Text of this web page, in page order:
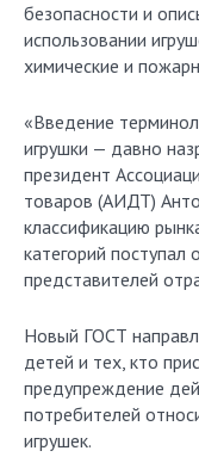
безопасности и
использовании
химические и
«Введение
игрушки — давно
президент
товаров (АИДТ)
классификацию
категорий поступал
представителей
Новый ГОСТ
детей и тех, кто
предупреждение
потребителей
игрушек.